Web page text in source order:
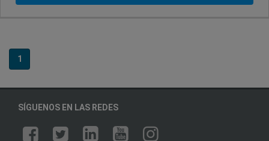
1
SÍGUENOS EN LAS REDES